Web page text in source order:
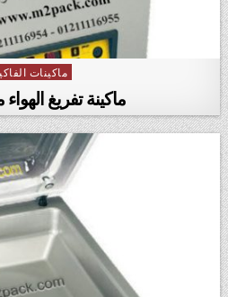
Posted in
ماكينات
ماكينة تفريغ